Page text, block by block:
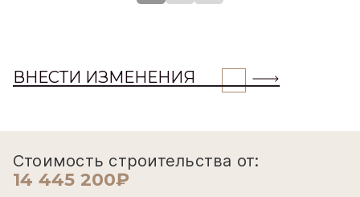
ВНЕСТИ ИЗМЕНЕНИЯ
Стоимость строительства от:
14 445 200₽